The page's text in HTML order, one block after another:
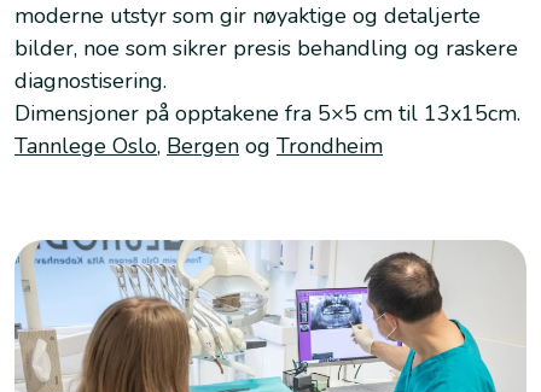
moderne utstyr som gir nøyaktige og detaljerte
bilder, noe som sikrer presis behandling og raskere
diagnostisering.
Dimensjoner på opptakene fra 5×5 cm til 13x15cm.
Tannlege Oslo, Bergen og Trondheim